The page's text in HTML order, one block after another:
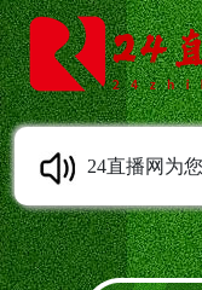
24直播网为
费在线观看